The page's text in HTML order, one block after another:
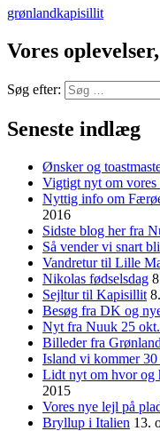
grønlandkapisillit
Vores
Søg efter:
Seneste indlæg
Ønsker og
Vigtigt nyt om
Nyttig info om
2016
Sidste blog her fra
Så vender vi snart
Vandretur til Lille
Nikolas fødselsdag
Sejltur til Kapisillit
Besøg fra DK og
Nyt fra Nuuk 25 okt.
Billeder fra Grønland
Island vi kommer 30
Lidt nyt om hvor og
2015
Vores nye lejl på
Bryllup i Italien 13.